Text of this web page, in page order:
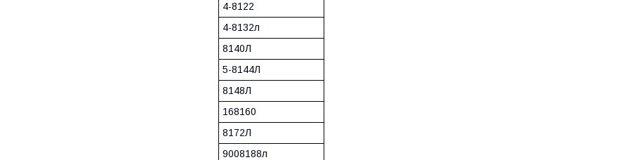
4-8122
4-8132л
8140Л
5-8144Л
8148Л
168160
8172Л
9008188л